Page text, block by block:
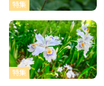
特集
特集